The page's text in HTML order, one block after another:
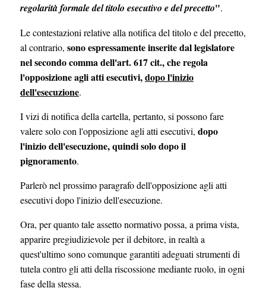
regolarità formale del titolo esecutivo e del precetto".
Le contestazioni relative alla notifica del titolo e del precetto,
al contrario, sono espressamente inserite dal legislatore
nel secondo comma dell'art. 617 cit., che regola
l'opposizione agli atti esecutivi,dopo l'inizio
dell'esecuzione.
I vizi di notifica della cartella, pertanto, si possono fare
valere solo con l'opposizione agli atti esecutivi, dopo
l'inizio dell'esecuzione, quindi solo dopo il
pignoramento.
Parlerò nel prossimo paragrafo dell'opposizione agli atti
esecutivi dopo l'inizio dell'esecuzione.
Ora, per quanto tale assetto normativo possa, a prima vista,
apparire pregiudizievole per il debitore, in realtà a
quest'ultimo sono comunque garantiti adeguati strumenti di
tutela contro gli atti della riscossione mediante ruolo, in ogni
fase della stessa.